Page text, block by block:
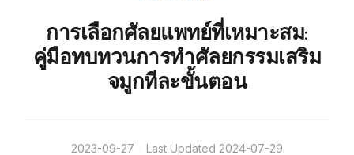
การเลือกศัลยแพทย์ที่เหมาะสม:
คู่มือทบทวนการทำศัลยกรรมเสริม
จมูกทีละขั้นตอน
2023-09-27 Last Updated 2024-07-29